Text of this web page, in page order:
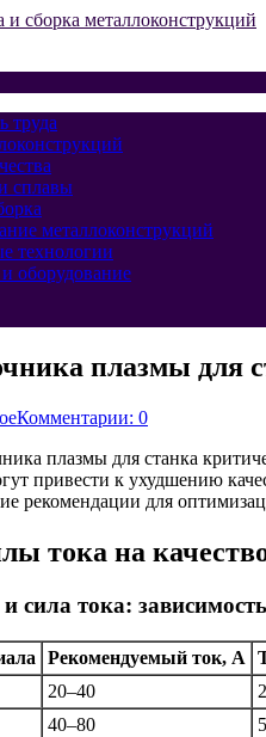
и сборка металлоконструкций
труда
сплавы
металлоконструкций
технологии
оборудование
плазмы для
Комментарии: 0
плазмы для станка
привести к ухудшению
рекомендации для
тока на
сила тока:
Рекомендуемый ток, А
20–40
40–80